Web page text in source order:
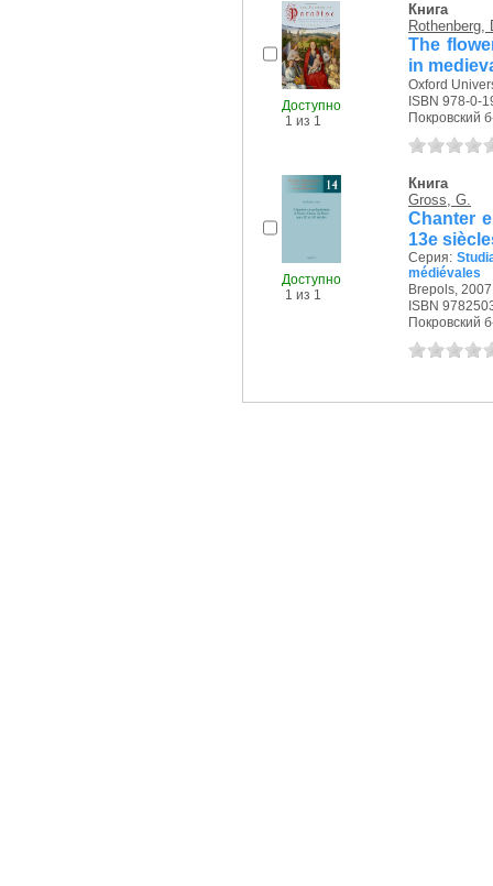
Доступно
1 из 1
Книга
Rothenberg,
The
in
Oxford
ISBN 978-0-
Покровский
Доступно
1 из 1
Книга
Gross, G.
Chanter
13e
Серия:
médiévales
Brepols, 2007
ISBN
Покровский